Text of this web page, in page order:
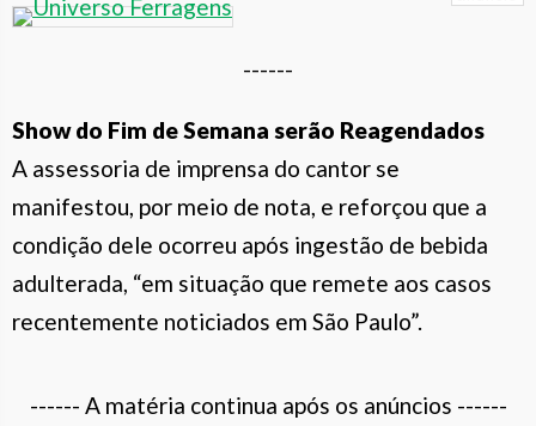
------
Show do Fim de Semana serão Reagendados
A assessoria de imprensa do cantor se
manifestou, por meio de nota, e reforçou que a
condição dele ocorreu após ingestão de bebida
adulterada, “em situação que remete aos casos
recentemente noticiados em São Paulo”.
------ A matéria continua após os anúncios ------